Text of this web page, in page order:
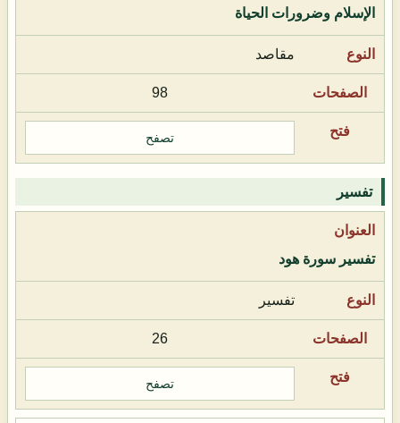
الإسلام وضرورات الحياة
مقاصد
98
تصفح
تفسير
تفسير سورة هود
تفسير
26
تصفح